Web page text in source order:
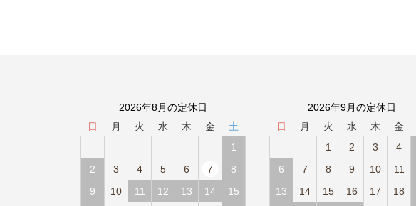
2026年8月の定休日
日
月 火 水 木 金
土
1
2
3 4 5 6 7
8
9
10 11 12 13 14
15
2026年9月の定休日
日
月 火 水 木 金
1
2 3 4
6
7 8 9 10 11
13
14 15 16 17 18